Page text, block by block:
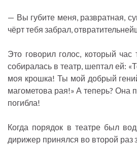
— Вы губите меня, развратная,
чёрт тебя забрал,
Это говорил голос, который час
собиралась в театр, шептал ей:
моя крошка! Ты мой добрый
магометова рая!» А теперь? Она
погибла!
Когда порядок в театре был
дирижер принялся во второй раз